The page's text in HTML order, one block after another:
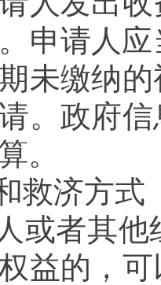
申请人
未缴纳
。政府
。
救济方式
或者其
益的，